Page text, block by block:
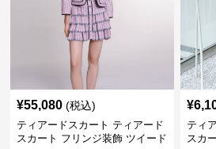
¥55,080 (税込)
ティアードスカート ティアード
スカート フリンジ装飾 ツイード
¥
ティ
スカ